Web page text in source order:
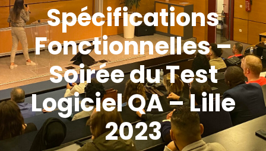
Spécifications
Fonctionnelles –
Soirée du Test
Logiciel QA – Lille
2023